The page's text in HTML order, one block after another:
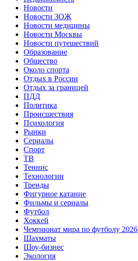
Новости
Новости ЗОЖ
Новости медицины
Новости Москвы
Новости путешествий
Образование
Общество
Около спорта
Отдых в России
Отдых за границей
ПДД
Политика
Происшествия
Психология
Рынки
Сериалы
Спорт
ТВ
Теннис
Технологии
Тренды
Фигурное катание
Фильмы и сериалы
Футбол
Хоккей
Чемпионат мира по футболу 2026
Шахматы
Шоу-бизнес
Экология